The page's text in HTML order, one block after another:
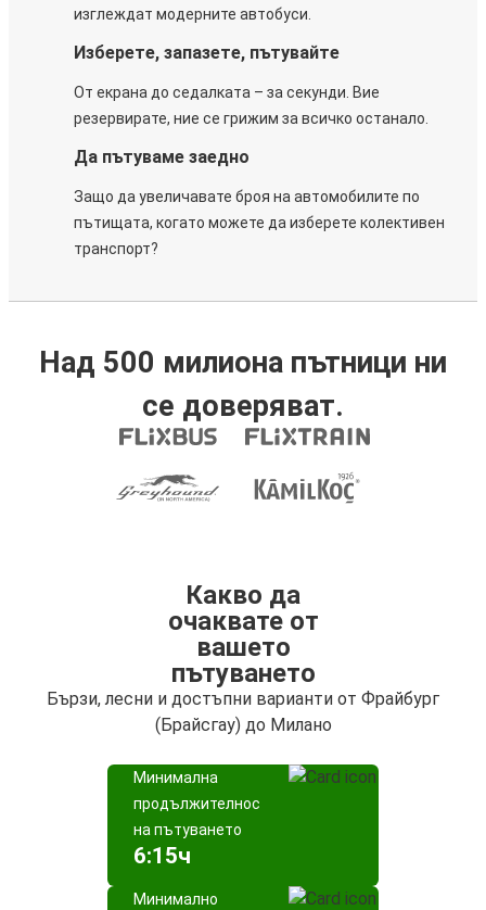
изглеждат модерните автобуси.
Изберете, запазете, пътувайте
От екрана до седалката – за секунди. Вие
резервирате, ние се грижим за всичко останало.
Да пътуваме заедно
Защо да увеличавате броя на автомобилите по
пътищата, когато можете да изберете колективен
транспорт?
Над 500 милиона пътници ни
се доверяват.
Какво да
очаквате от
вашето
пътуването
Бързи, лесни и достъпни варианти от Фрайбург
(Брайсгау) до Милано
Минимална
продължителност
на пътуването
6:15ч
Минимално